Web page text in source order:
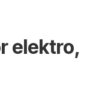
elektro,